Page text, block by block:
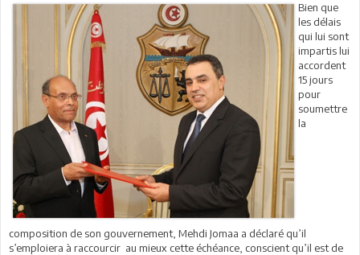
Bien que
les délais
qui lui sont
impartis lui
accordent
15 jours
pour
soumettre
la
composition de son gouvernement, Mehdi Jomaa a déclaré qu’il
s’emploiera à raccourcir au mieux cette échéance, conscient qu’il est de